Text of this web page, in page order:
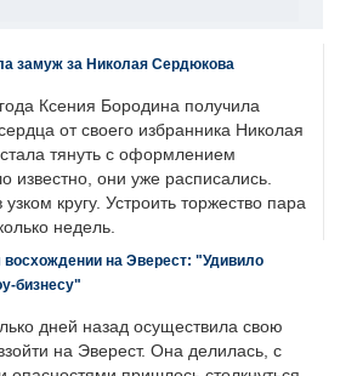
замуж за Николая Сердюкова
Ксения Бородина получила
от своего избранника Николая
тянуть с оформлением
известно, они уже расписались.
кругу. Устроить торжество пара
недель.
восхождении на Эверест: "Удивило
бизнесу"
дней назад осуществила свою
на Эверест. Она делилась, с